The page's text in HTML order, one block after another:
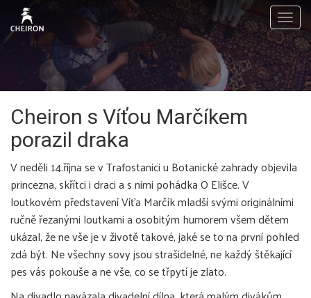
Cheiron s Víťou Marčíkem
porazil draka
V neděli 14.října se v Trafostanici u Botanické zahrady objevila
princezna, skřítci i draci a s nimi pohádka O Elišce. V
loutkovém představení Víťa Marčík mladší svými originálními
ručně řezanými loutkami a osobitým humorem všem dětem
ukázal, že ne vše je v životě takové, jaké se to na první pohled
zdá být. Ne všechny sovy jsou strašidelné, ne každý štěkající
pes vás pokouše a ne vše, co se třpytí je zlato.